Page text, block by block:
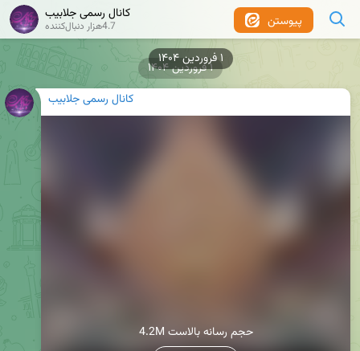
۱ فروردین ۱۴۰۴
پیوستن کانال رسمی جلابیب
4.7هزار دنبال‌کننده
کانال رسمی جلابیب
4.2M حجم رسانه بالاست
۱ فروردین ۱۴۰۴